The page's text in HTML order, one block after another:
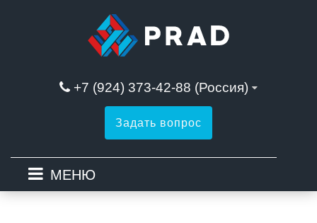
+7 (924) 373-42-88 (Россия)
Задать вопрос
МЕНЮ